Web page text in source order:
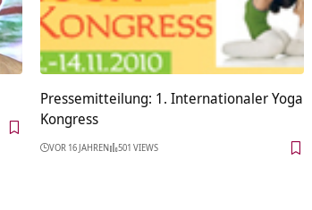
Pressemitteilung: 1. Internationaler Yoga
Kongress
VOR 16 JAHREN 501 VIEWS